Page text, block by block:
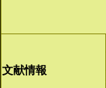
文献情報